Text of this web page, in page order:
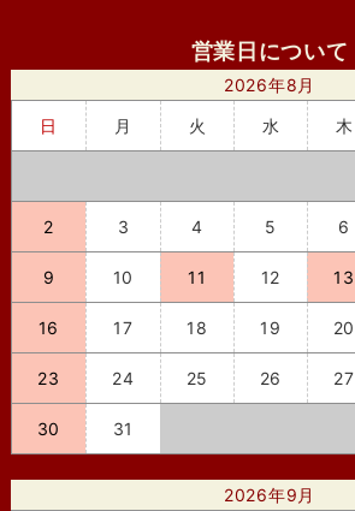
営業日について
2026年8月
日
月 火 水 木
2 3 4 5 6
9 10 11 12 13
16 17 18 19 20
23 24 25 26 27
30 31
2026年9月